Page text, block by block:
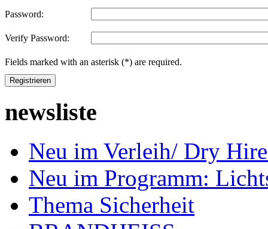
Password:
Verify Password:
Fields marked with an asterisk (*) are required.
Registrieren
newsliste
Neu im Verleih/ Dry
Neu im Programm:
Thema Sicherheit